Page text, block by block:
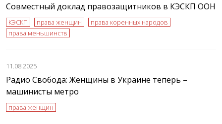
Совместный доклад правозащитников в КЭСКП ООН
КЭСКП права женщин
права коренных народов
права меньшинств
11.08.2025
Радио Свобода: Женщины в Украине теперь –
машинисты метро
права женщин